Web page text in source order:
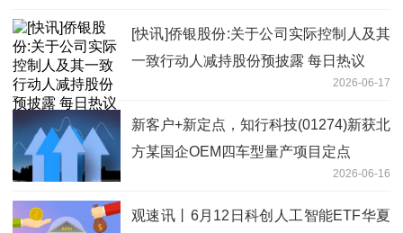
[快讯]侨银股份:关于公司实际控制人及其
一致行动人减持股份预披露 每日热议
2026-06-17
新客户+新定点，知行科技(01274)新获北
方某国企OEM四车型量产项目定点
2026-06-16
观速讯丨6月12日科创人工智能ETF华夏